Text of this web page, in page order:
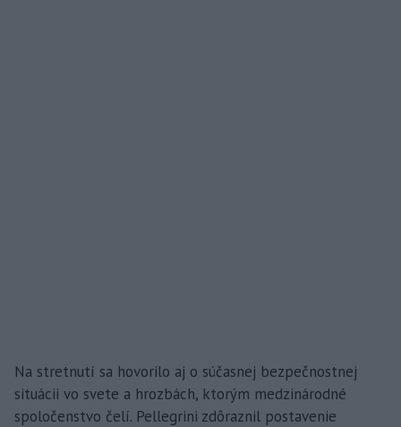
Na stretnutí sa hovorilo aj o súčasnej bezpečnostnej
situácii vo svete a hrozbách, ktorým medzinárodné
spoločenstvo čelí. Pellegrini zdôraznil postavenie